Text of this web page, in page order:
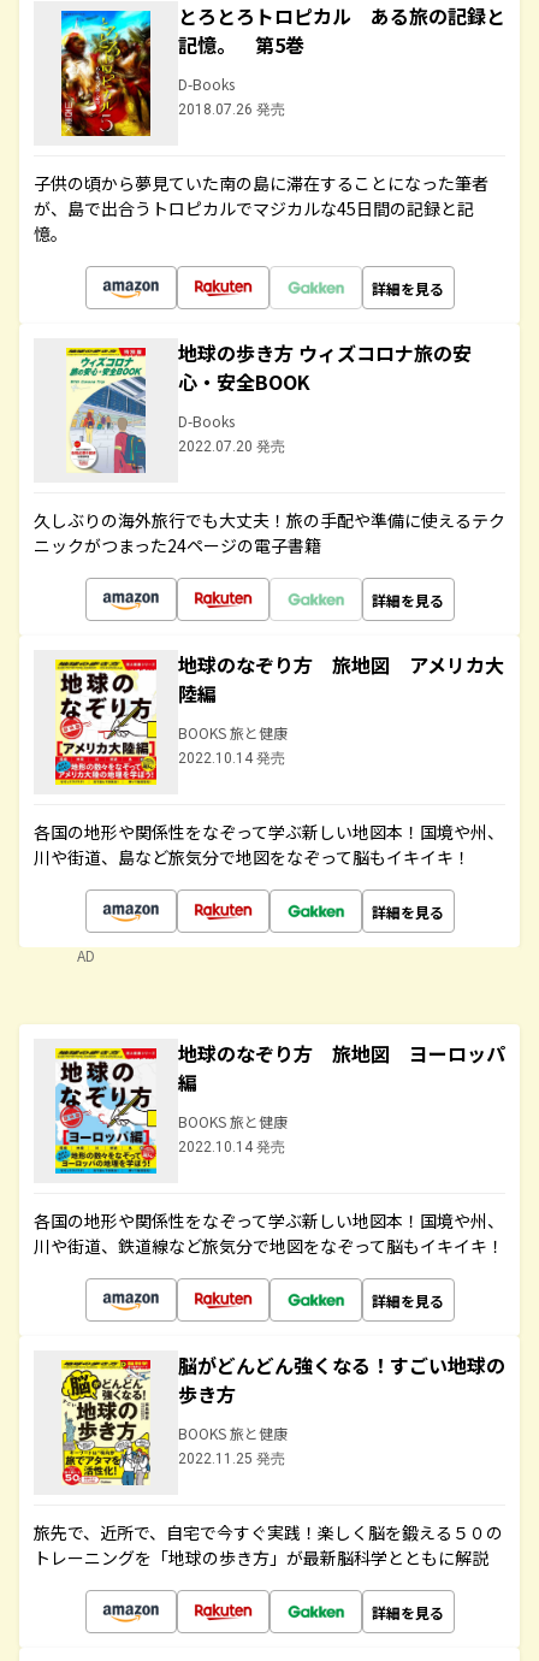
とろとろトロピカル ある旅の記録と
記憶。 第5巻
D-Books
2018.07.26 発売
子供の頃から夢見ていた南の島に滞在することになった筆者
が、島で出合うトロピカルでマジカルな45日間の記録と記
憶。
詳細を見る
地球の歩き方 ウィズコロナ旅の安
心・安全BOOK
D-Books
2022.07.20 発売
久しぶりの海外旅行でも大丈夫！旅の手配や準備に使えるテク
ニックがつまった24ページの電子書籍
詳細を見る
地球のなぞり方 旅地図 アメリカ大
陸編
BOOKS 旅と健康
2022.10.14 発売
各国の地形や関係性をなぞって学ぶ新しい地図本！国境や州、
川や街道、島など旅気分で地図をなぞって脳もイキイキ！
詳細を見る
AD
地球のなぞり方 旅地図 ヨーロッパ
編
BOOKS 旅と健康
2022.10.14 発売
各国の地形や関係性をなぞって学ぶ新しい地図本！国境や州、
川や街道、鉄道線など旅気分で地図をなぞって脳もイキイキ！
詳細を見る
脳がどんどん強くなる！すごい地球の
歩き方
BOOKS 旅と健康
2022.11.25 発売
旅先で、近所で、自宅で今すぐ実践！楽しく脳を鍛える５０の
トレーニングを「地球の歩き方」が最新脳科学とともに解説
詳細を見る